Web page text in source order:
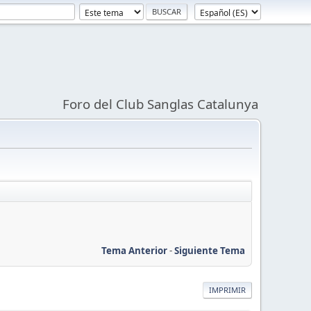
Foro del Club Sanglas Catalunya
Tema Anterior-Siguiente Tema
IMPRIMIR